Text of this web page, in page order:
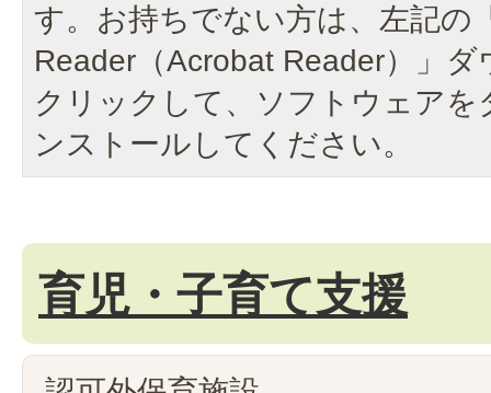
す。お持ちでない方は、左記の
Reader（Acrobat Reader）」
クリックして、ソフトウェア
ンストールしてください。
育児・子育て支援